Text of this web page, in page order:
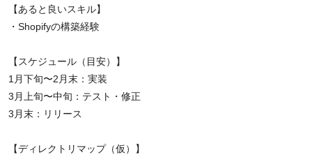
【あると良いスキル】
・Shopifyの構築経験
【スケジュール（目安）】
1月下旬〜2月末：実装
3月上旬〜中旬：テスト・修正
3月末：リリース
【ディレクトリマップ（仮）】